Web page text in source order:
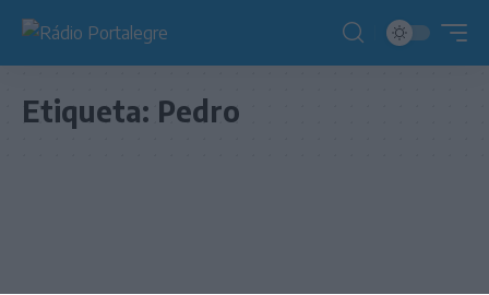
Etiqueta: Pedro